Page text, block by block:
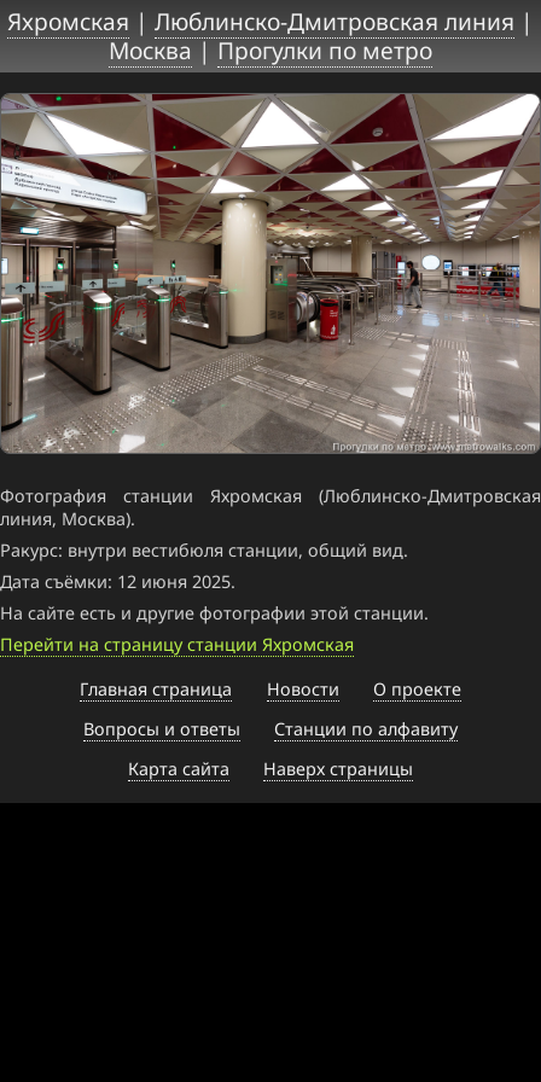
Яхромская | Люблинско-Дмитровская линия |
Москва|Прогулки по метро
Фотография станции Яхромская (Люблинско-Дмитровская
линия, Москва).
Ракурс: внутри вестибюля станции, общий вид.
Дата съёмки: 12 июня 2025.
На сайте есть и другие фотографии этой станции.
Перейти на страницу станции Яхромская
Главная страница
Новости
О проекте
Вопросы и ответы
Станции по алфавиту
Карта сайта
Наверх страницы